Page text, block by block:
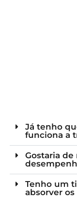
Já tenho
funciona a
Gostaria
Tenho um
absorver